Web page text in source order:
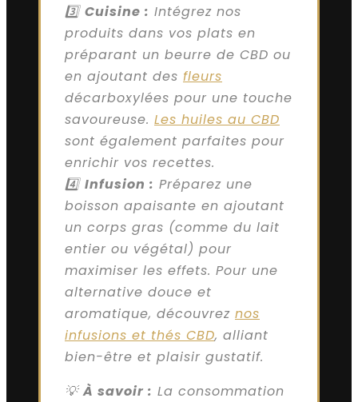
3️⃣ Cuisine : Intégrez nos
produits dans vos plats en
préparant un beurre de CBD ou
en ajoutant des fleurs
décarboxylées pour une touche
savoureuse. Les huiles au CBD
sont également parfaites pour
enrichir vos recettes.
4️⃣ Infusion : Préparez une
boisson apaisante en ajoutant
un corps gras (comme du lait
entier ou végétal) pour
maximiser les effets. Pour une
alternative douce et
aromatique, découvrez nos
infusions et thés CBD, alliant
bien-être et plaisir gustatif.
💡À savoir : La consommation